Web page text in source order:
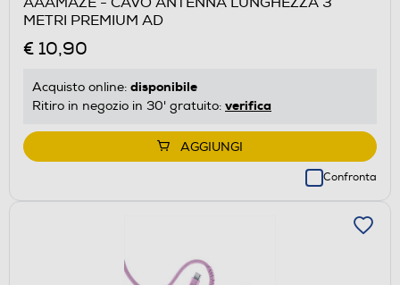
METRI PREMIUM AD
€ 10,90
Acquisto online: disponibile
Ritiro in negozio in 30' gratuito: verifica
AGGIUNGI
Confronta